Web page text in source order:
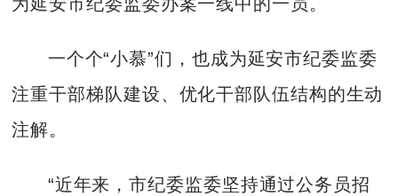
一个个“小慕”们，也成为延安市纪委监委
注重干部梯队建设、优化干部队伍结构的生动
注解。
“近年来，市纪委监委坚持通过公务员招